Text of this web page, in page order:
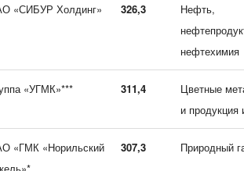
«СИБУР Холдинг» 326,3
Нефть,
нефтехимия
«УГМК»*** 311,4
Цветные
и продукция
«ГМК «Норильский
307,3 Природный